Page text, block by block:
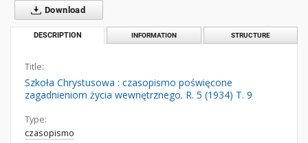
Download
DESCRIPTION INFORMATION STRUCTURE
Title:
Szkoła Chrystusowa : czasopismo poświęcone
zagadnieniom życia wewnętrznego. R. 5 (1934) T. 9
Type:
czasopismo